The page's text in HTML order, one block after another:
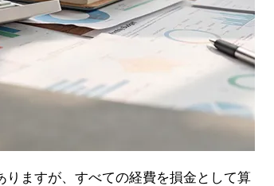
りますが、すべての経費を損金として算